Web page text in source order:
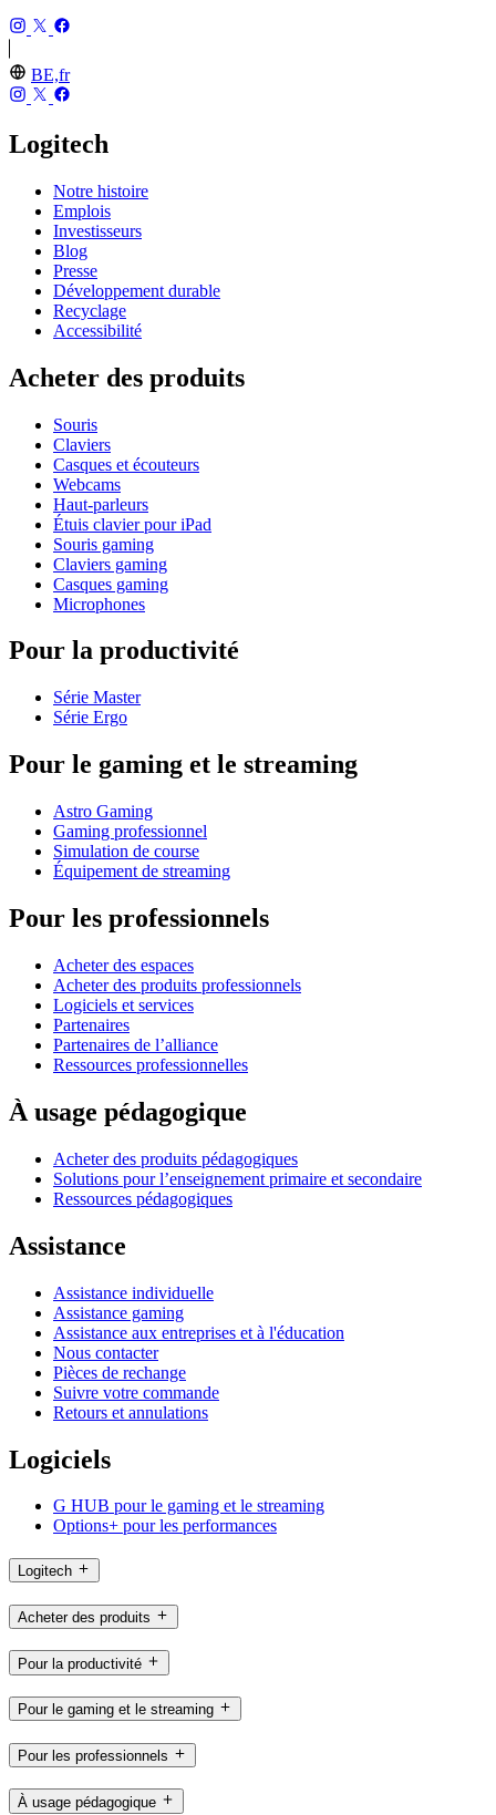
BE,fr
Logitech
Notre histoire
Emplois
Investisseurs
Blog
Presse
Développement durable
Recyclage
Accessibilité
Acheter des produits
Souris
Claviers
Casques et écouteurs
Webcams
Haut-parleurs
Étuis clavier pour iPad
Souris gaming
Claviers gaming
Casques gaming
Microphones
Pour la productivité
Série Master
Série Ergo
Pour le gaming et le streaming
Astro Gaming
Gaming professionnel
Simulation de course
Équipement de streaming
Pour les professionnels
Acheter des espaces
Acheter des produits professionnels
Logiciels et services
Partenaires
Partenaires de l’alliance
Ressources professionnelles
À usage pédagogique
Acheter des produits pédagogiques
Solutions pour l’enseignement primaire et secondaire
Ressources pédagogiques
Assistance
Assistance individuelle
Assistance gaming
Assistance aux entreprises et à l'éducation
Nous contacter
Pièces de rechange
Suivre votre commande
Retours et annulations
Logiciels
G HUB pour le gaming et le streaming
Options+ pour les performances
Logitech
Acheter des produits
Pour la productivité
Pour le gaming et le streaming
Pour les professionnels
À usage pédagogique